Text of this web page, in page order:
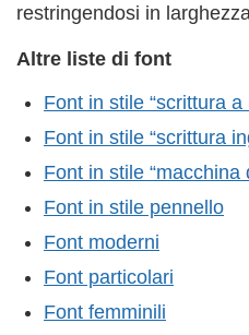
restringendosi in
Altre liste di font
Font in stile “scrittura a
Font in stile “scrittura
Font in stile “macchina
Font in stile pennello
Font moderni
Font particolari
Font femminili